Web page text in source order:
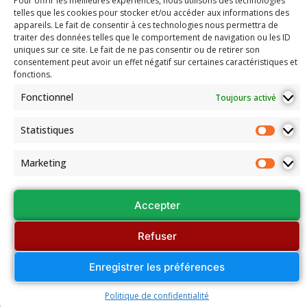
telles que les cookies pour stocker et/ou accéder aux informations des
appareils. Le fait de consentir à ces technologies nous permettra de
traiter des données telles que le comportement de navigation ou les ID
uniques sur ce site. Le fait de ne pas consentir ou de retirer son
consentement peut avoir un effet négatif sur certaines caractéristiques et
fonctions.
Fonctionnel Toujours activé
Statistiques
Marketing
Accepter
Refuser
Enregistrer les préférences
Politique de confidentialité
La
Fédération
Française
de Bridge
du Comité
Jeunesse
Mentions
Légales
documents
l’association
Générales
et Conseils
régionaux
69260 Charbonnières-les-Bains
Email: secretariat.colybridge@gmail.com
Tél: 04 78 42 10 89
© Colybridge 2026